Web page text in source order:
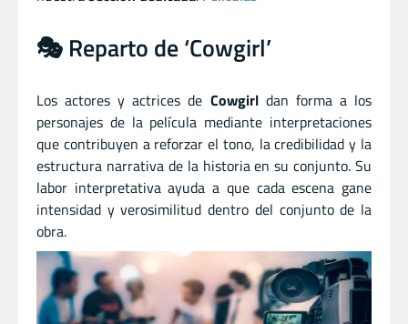
🎭 Reparto de ‘Cowgirl’
Los actores y actrices de Cowgirldan forma a los
personajes de la película mediante interpretaciones
que contribuyen a reforzar el tono, la credibilidad y la
estructura narrativa de la historia en su conjunto. Su
labor interpretativa ayuda a que cada escena gane
intensidad y verosimilitud dentro del conjunto de la
obra.